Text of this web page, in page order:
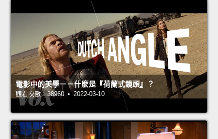
電影中的美學－－什麼是『荷蘭式鏡頭』？
觀看次數：38960 • 2022-03-10